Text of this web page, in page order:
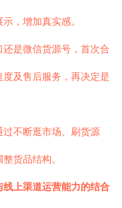
，增加真实感。
还是微信货源号，首次合
及售后服务，再决定是
过不断逛市场、刷货源
货品结构。
上渠道运营能力的结合